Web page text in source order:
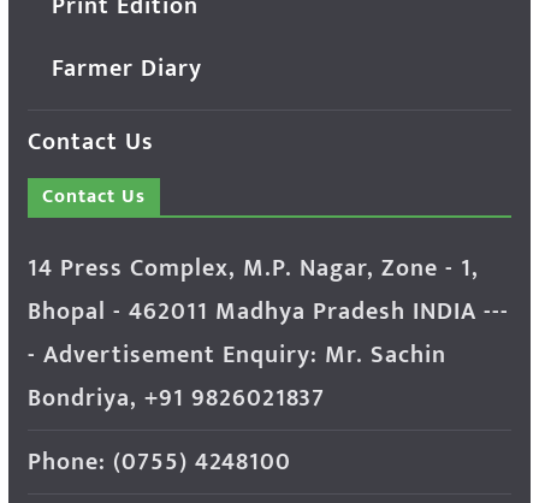
Farmer Diary
Contact Us
Contact Us
14 Press Complex, M.P. Nagar, Zone - 1,
Bhopal - 462011 Madhya Pradesh INDIA ---
- Advertisement Enquiry: Mr. Sachin
Bondriya, +91 9826021837
Phone: (0755) 4248100